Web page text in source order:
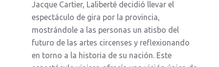
Jacque Cartier, Laliberté decidió llevar el
espectáculo de gira por la provincia,
mostrándole a las personas un atisbo del
futuro de las artes circenses y reflexionando
en torno a la historia de su nación. Este